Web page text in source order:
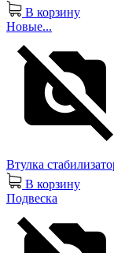
В корзину
Новые...
Втулка
В корзину
Подвеска